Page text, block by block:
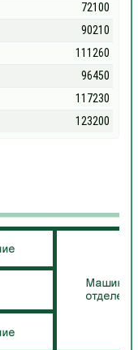
72100
90210
111260
96450
117230
123200